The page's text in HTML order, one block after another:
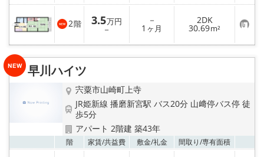
スタッフ紹介
スタッフ募集中
店舗情報·アクセス
会社概要
メールでお問い合わせ
に
入
り
登
録
2階 3.5万円
－
－
1 ヶ月
2DK
30.69m² お
気
に
り
早川ハイツ
宍粟市山崎町上寺
JR姫新線 播磨新宮駅 バス20分 山﨑停バス停 徒
歩5分
アパート 2階建 築43年
階 家賃/共益費 敷金/礼金 間取り/専有面積